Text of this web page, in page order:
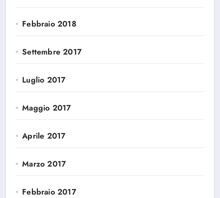
Febbraio 2018
Settembre 2017
Luglio 2017
Maggio 2017
Aprile 2017
Marzo 2017
Febbraio 2017